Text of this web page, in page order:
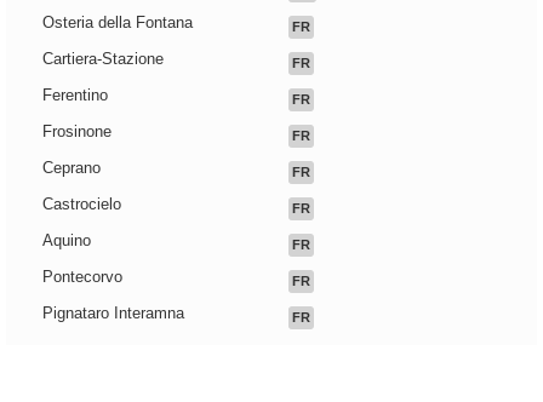
Osteria della Fontana FR
Cartiera-Stazione FR
Ferentino FR
Frosinone FR
Ceprano FR
Castrocielo FR
Aquino FR
Pontecorvo FR
Pignataro Interamna FR